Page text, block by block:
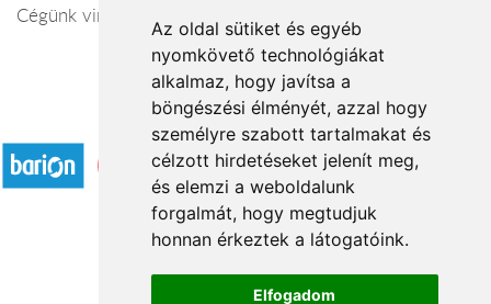
Az oldal sütiket és egyéb
nyomkövető technológiákat
alkalmaz, hogy javítsa a
böngészési élményét, azzal hogy
személyre szabott tartalmakat és
célzott hirdetéseket jelenít meg,
és elemzi a weboldalunk
forgalmát, hogy megtudjuk
honnan érkeztek a látogatóink.
Elfogadom
Cégünk virágküldést vállal Szolnok és környékén.
Elfogadott fizetési módok
Á.SZ.F.